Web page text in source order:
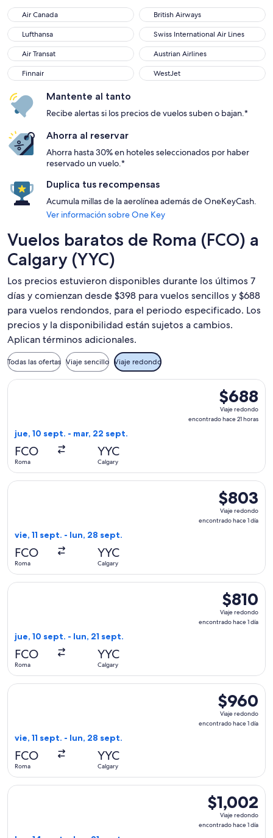
Air Canada
Air Canada British Airways
British Airways
Lufthansa
Lufthansa Swiss International Air Lines
Swiss International Air Lines
Air Transat
Air Transat Austrian Airlines
Austrian Airlines
Finnair
Finnair WestJet
WestJet
Mantente al tanto
Recibe alertas si los precios de vuelos suben o bajan.*
Ahorra al reservar
Ahorra hasta 30% en hoteles seleccionados por haber
reservado un vuelo.*
Duplica tus recompensas
Acumula millas de la aerolínea además de OneKeyCash.
Ver información sobre One Key
Vuelos baratos de Roma (FCO) a
Calgary (YYC)
Los precios estuvieron disponibles durante los últimos 7
días y comienzan desde $398 para vuelos sencillos y $688
para vuelos rendondos, para el periodo especificado. Los
precios y la disponibilidad están sujetos a cambios.
Aplican términos adicionales.
Todas las ofertas Viaje sencillo Viaje redondo
$688
Viaje
redondo,
$688
Viaje redondo
encontrado hace 21 horas
jue, 10 sept. - mar, 22 sept.
FCO
Roma
YYC
Calgary
Seleccionar vuelo de Air Transat, con salida el jue, 10 sept.
$803
Viaje
redondo,
$803
Viaje redondo
encontrado hace 1 día
vie, 11 sept. - lun, 28 sept.
FCO
Roma
YYC
Calgary
Seleccionar vuelo de WestJet, con salida el vie, 11 sept.
$810
Viaje
redondo,
$810
Viaje redondo
encontrado hace 1 día
jue, 10 sept. - lun, 21 sept.
FCO
Roma
YYC
Calgary
Seleccionar vuelo de Condor, con salida el jue, 10 sept.
$960
Viaje
redondo,
$960
Viaje redondo
encontrado hace 1 día
vie, 11 sept. - lun, 28 sept.
FCO
Roma
YYC
Calgary
Seleccionar vuelo de Scandinavian Airlines, con salida el
$1,002
Viaje
redondo,
$1,002
Viaje redondo
encontrado hace 1 día
Seleccionar vuelo de Lufthansa, con salida el lun, 14 sept.